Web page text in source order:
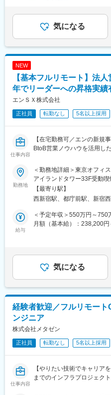
園駅(福岡県)、西鉄福岡駅
駅、谷山駅(指宿枕崎線)、
港第２ターミナル駅(東京モ
駅、電鉄富山駅、末広町駅(
(神戸市営)、阪神国道駅、畝
橋通駅、上塩屋駅、旭橋駅
駅、伊勢崎駅、前橋駅、世
幌駅、函館駅、小樽駅、千
駅、久慈駅、水沢駅、秋田
古川駅、気仙沼駅、蔵王駅
(福島県)、いわき駅、会津
岡県)、大場駅、西金沢駅、
田駅、白山駅(新潟県)、新津
松本駅、上諏訪駅、富山駅
址大名町駅、水居駅、丸岡
垣駅、津駅、近鉄四日市駅
駅(ＪＲ線)、手柄駅、奈良
木駅、和歌山駅、和歌山市
駅、高松駅(香川県)、丸亀
博多駅、天神駅、小倉駅(福
橋駅、南行橋駅、長崎駅(長
西大分駅、熊本駅、南宮崎
市電)、那覇空港駅(鉄道)、
前駅、神奈川駅、羽田空港
保駅、さっぽろ駅、広瀬通
橋駅、海老名駅(相鉄・小田
工機前駅、中央前橋駅、西
曽根田駅、近鉄名古屋駅、
駅、浅香駅、神戸駅(兵庫県
姫路駅、八木西口駅、田中
園駅(福岡県)、西鉄福岡駅、
駅、谷山駅(指宿枕崎線)、美
港第２ターミナル駅(東京モ
バスセンター前駅、青葉通
ツ屋駅、地鉄ビル前駅、福
駅、西川緑道公園駅、花畑
(千葉県)、市川真間駅、東
駅、電鉄富山駅、末広町駅(
気になる
NEW
【基本フルリモート】法
年でリーダーへの昇格実
エンＳＸ株式会社
正社員 転勤なし 5名以上採用
仕事内容
【在宅勤務可／エンの新規
BtoB営業ノウハウを活用し
■業務内容：
役員層・営業責任者と折衝
善を一貫して支援。単なる
一員として伴走し、信頼関
ます。
＜事業について＞
業成長を牽引していただき
支援先は、大手企業から注
わたります。優良企業の成
＜業務の流れ＞
フィールドセールスが獲得
行・改善を一貫して支援しま
※担当件数は1人あたり5件程
1）役員層・営業責任者と事
ション
2）営業戦略や計画を策定し
3）成果を分析し、改善案
4）長期的な伴走を通じて
勤務地
＜勤務地詳細＞東京オフィ
アイランドタワー33F受動
会社の定める事業所（リモ
【最寄り駅】
西新宿駅、都庁前駅、新宿
給与
＜予定年収＞550万円～750
月額（基本給）：238,200
や能力を最大限に考慮して
月）■賞与 年2回（6月・12
ブ支給あり賃金はあくまで
下する可能性があります。
す。
気になる
経験者歓迎／フルリモー
ンジニア
株式会社メタゼン
正社員 転勤なし 5名以上採用
仕事内容
【やりたい技術でキャリア
までのインフラプロジェク